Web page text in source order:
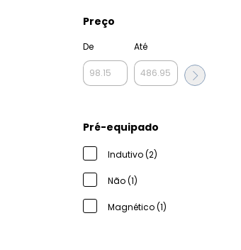
Preço
De Até
Pré-equipado
Indutivo (2)
Não (1)
Magnético (1)